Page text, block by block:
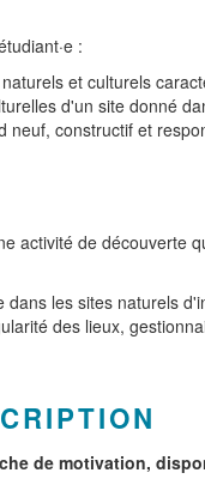
:
et culturels
d'un site donné
neuf, constructif et
activité de découverte
les sites naturels
des lieux,
de motivation,